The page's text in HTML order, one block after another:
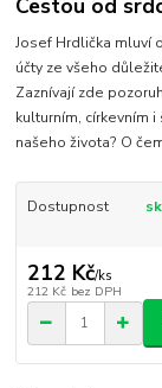
Cestou od
Josef Hrdlička mluví
účty ze všeho
Zaznívají zde
kulturním, církevním
našeho života? O
Dostupnost
212 Kč/ks
212 Kč bez DPH